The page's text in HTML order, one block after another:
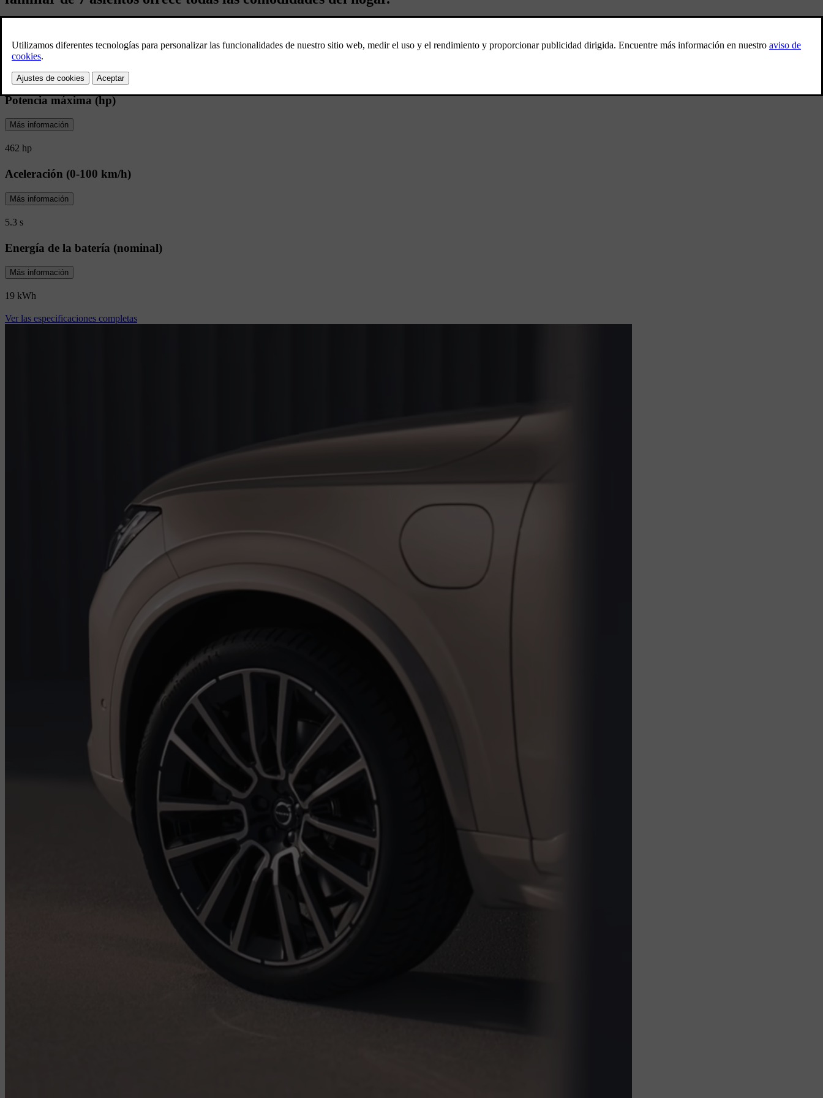
Más información
77 km
Potencia máxima (hp)
Más información
462 hp
Aceleración (0-100 km/h)
Más información
5.3 s
Energía de la batería (nominal)
Más información
19 kWh
Ver las especificaciones completas